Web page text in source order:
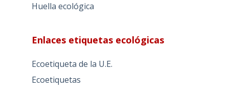
Huella ecológica
Enlaces etiquetas ecológicas
Ecoetiqueta de la U.E.
Ecoetiquetas